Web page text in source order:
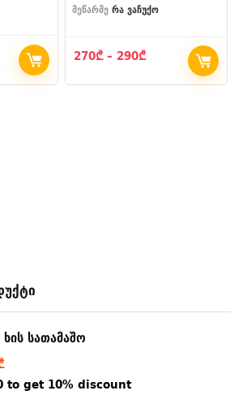
მეწარმე რა ვაჩუქო
270₾ – 290₾Price
270₾
ხის სათამაშო
Price
range:
to get 10% discount